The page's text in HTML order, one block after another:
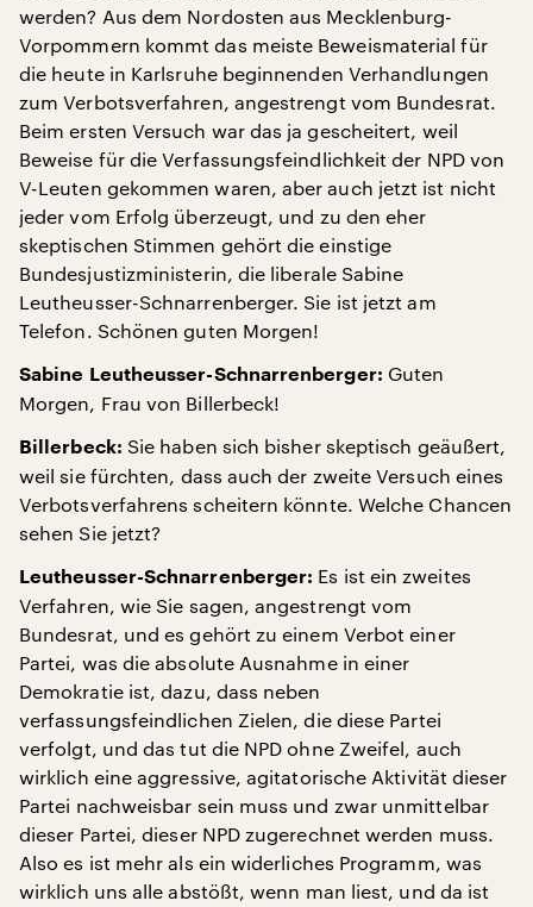
werden? Aus dem Nordosten aus Mecklenburg-
Vorpommern kommt das meiste Beweismaterial für
die heute in Karlsruhe beginnenden Verhandlungen
zum Verbotsverfahren, angestrengt vom Bundesrat.
Beim ersten Versuch war das ja gescheitert, weil
Beweise für die Verfassungsfeindlichkeit der NPD von
V-Leuten gekommen waren, aber auch jetzt ist nicht
jeder vom Erfolg überzeugt, und zu den eher
skeptischen Stimmen gehört die einstige
Bundesjustizministerin, die liberale Sabine
Leutheusser-Schnarrenberger. Sie ist jetzt am
Telefon. Schönen guten Morgen!
Sabine Leutheusser-Schnarrenberger: Guten
Morgen, Frau von Billerbeck!
Billerbeck: Sie haben sich bisher skeptisch geäußert,
weil sie fürchten, dass auch der zweite Versuch eines
Verbotsverfahrens scheitern könnte. Welche Chancen
sehen Sie jetzt?
Leutheusser-Schnarrenberger: Es ist ein zweites
Verfahren, wie Sie sagen, angestrengt vom
Bundesrat, und es gehört zu einem Verbot einer
Partei, was die absolute Ausnahme in einer
Demokratie ist, dazu, dass neben
verfassungsfeindlichen Zielen, die diese Partei
verfolgt, und das tut die NPD ohne Zweifel, auch
wirklich eine aggressive, agitatorische Aktivität dieser
Partei nachweisbar sein muss und zwar unmittelbar
dieser Partei, dieser NPD zugerechnet werden muss.
Also es ist mehr als ein widerliches Programm, was
wirklich uns alle abstößt, wenn man liest, und da ist